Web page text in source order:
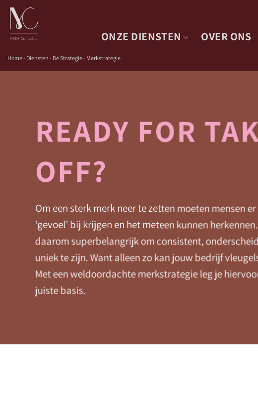
Skip
content
ONZE DIENSTEN OVER ONS
Home- Diensten - De Strategie - Merkstrategie
READY FOR
OFF?
Om een sterk merk neer te zetten moeten mensen er
‘gevoel’ bij krijgen en het meteen kunnen
daarom superbelangrijk om consistent,
uniek te zijn. Want alleen zo kan jouw bedrijf
Met een weldoordachte merkstrategie leg je
juiste basis.